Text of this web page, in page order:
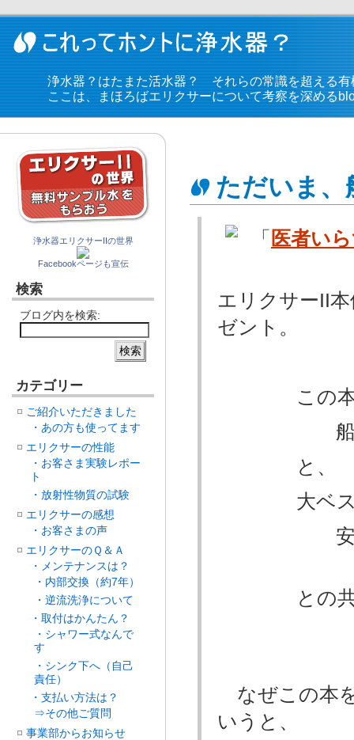
浄水器？はたまた活水器？ それらの常識を超える有
ここは、まほろばエリクサーについて考察を深める
ただいま、
「 医者い
エリクサーII
ゼント。
この本は、
船井幸
と、
大ベスト
安保
との共著
なぜこの本
いうと、
浄水器エリクサーIIの世界
Facebookページも宣伝
検索
ブログ内を検索:
カテゴリー
ご紹介いただきました
・あの方も使ってます
エリクサーの性能
・お客さま実験レポー
ト
・放射性物質の試験
エリクサーの感想
・お客さまの声
エリクサーのＱ＆Ａ
・メンテナンスは？
・内部交換（約7年）
・逆流洗浄について
・取付はかんたん？
・シャワー式なんで
す
・シンク下へ（自己
責任）
・支払い方法は？
⇒その他ご質問
事業部からお知らせ